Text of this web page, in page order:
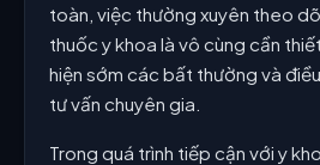
toàn, việc thường xuyên theo
thuốc y khoa là vô cùng cần
hiện sớm các bất thường và
tư vấn chuyên gia.
Trong quá trình tiếp cận với y